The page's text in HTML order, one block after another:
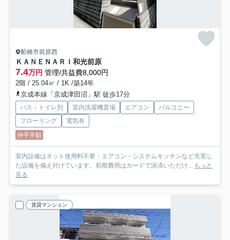
船橋市前原西
ＫＡＮＥＮＡＲＩ和光前原
7.4万円 管理/共益費8,000円
2階 / 25.04㎡ / 1K /築14年
京成本線「京成津田沼」駅 徒歩17分
バス・トイレ別 室内洗濯機置場 エアコン
バルコニー
フローリング
電気有
仲手半額
室内設備はネット使用料不要・エアコン・システムキッチンなど充実し
た設備を備え付けています。初期費用はカードで決済いただけ... もっと
見る
賃貸マンション